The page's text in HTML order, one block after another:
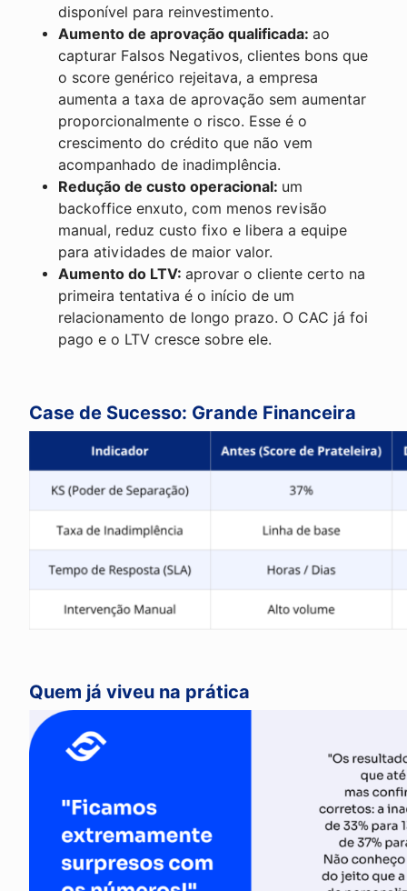
disponível para reinvestimento.
Aumento de aprovação qualificada: ao
capturar Falsos Negativos, clientes bons que
o score genérico rejeitava, a empresa
aumenta a taxa de aprovação sem aumentar
proporcionalmente o risco. Esse é o
crescimento do crédito que não vem
acompanhado de inadimplência.
Redução de custo operacional: um
backoffice enxuto, com menos revisão
manual, reduz custo fixo e libera a equipe
para atividades de maior valor.
Aumento do LTV: aprovar o cliente certo na
primeira tentativa é o início de um
relacionamento de longo prazo. O CAC já foi
pago e o LTV cresce sobre ele.
Case de Sucesso: Grande Financeira
Quem já viveu na prática